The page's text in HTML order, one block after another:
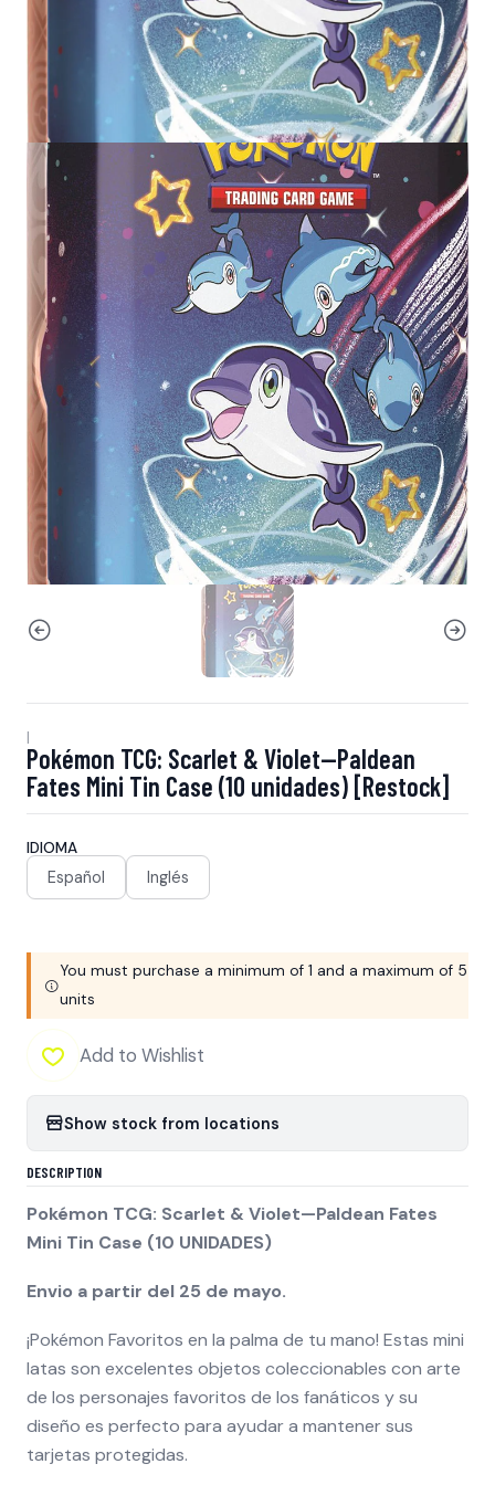
|
Pokémon TCG: Scarlet & Violet—Paldean
Fates Mini Tin Case (10 unidades) [Restock]
IDIOMA
Español Inglés
You must purchase a minimum of 1 and a maximum of 5
units
Add to Wishlist
Show stock from locations
DESCRIPTION
Pokémon TCG: Scarlet & Violet—Paldean Fates
Mini Tin Case (10 UNIDADES)
Envio a partir del 25 de mayo.
¡Pokémon Favoritos en la palma de tu mano! Estas mini
latas son excelentes objetos coleccionables con arte
de los personajes favoritos de los fanáticos y su
diseño es perfecto para ayudar a mantener sus
tarjetas protegidas.